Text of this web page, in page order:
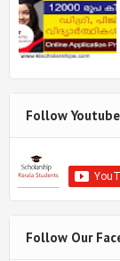
Follow Youtube
Follow Our